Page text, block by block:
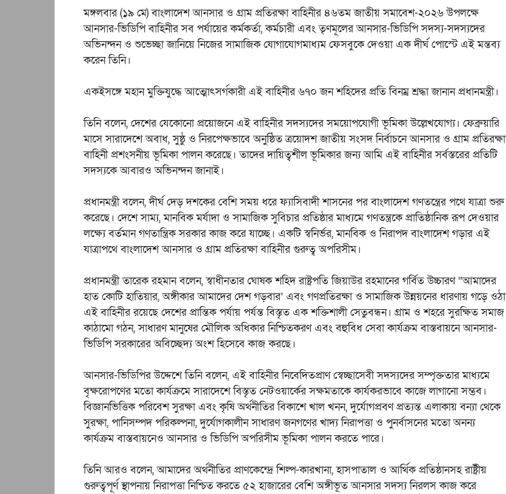
মঙ্গলবার (১৯ মে) বাংলাদেশ আনসার ও গ্রাম প্রতিরক্ষা বাহিনীর ৪৬তম জাতীয় সমাবেশ-২০২৬ উপলক্ষে
আনসার-ভিডিপি বাহিনীর সব পর্যায়ের কর্মকর্তা, কর্মচারী এবং তৃণমূলের আনসার-ভিডিপি সদস্য-সদস্যদের
অভিনন্দন ও শুভেচ্ছা জানিয়ে নিজের সামাজিক যোগাযোগমাধ্যম ফেসবুকে দেওয়া এক দীর্ঘ পোস্টে এই মন্তব্য
করেন তিনি।
একইসঙ্গে মহান মুক্তিযুদ্ধে আত্মোৎসর্গকারী এই বাহিনীর ৬৭০ জন শহিদের প্রতি বিনম্র শ্রদ্ধা জানান প্রধানমন্ত্রী।
তিনি বলেন, দেশের যেকোনো প্রয়োজনে এই বাহিনীর সদস্যদের সময়োপযোগী ভূমিকা উল্লেখযোগ্য। ফেব্রুয়ারি
মাসে সারাদেশে অবাধ, সুষ্ঠু ও নিরপেক্ষভাবে অনুষ্ঠিত ত্রয়োদশ জাতীয় সংসদ নির্বাচনে আনসার ও গ্রাম প্রতিরক্ষা
বাহিনী প্রশংসনীয় ভূমিকা পালন করেছে। তাদের দায়িত্বশীল ভূমিকার জন্য আমি এই বাহিনীর সর্বস্তরের প্রতিটি
সদস্যকে আবারও অভিনন্দন জানাই।
প্রধানমন্ত্রী বলেন, দীর্ঘ দেড় দশকের বেশি সময় ধরে ফ্যাসিবাদী শাসনের পর বাংলাদেশ গণতন্ত্রের পথে যাত্রা শুরু
করেছে। দেশে সাম্য, মানবিক মর্যাদা ও সামাজিক সুবিচার প্রতিষ্ঠার মাধ্যমে গণতন্ত্রকে প্রাতিষ্ঠানিক রূপ দেওয়ার
লক্ষ্যে বর্তমান গণতান্ত্রিক সরকার কাজ করে যাচ্ছে। একটি স্বনির্ভর, মানবিক ও নিরাপদ বাংলাদেশ গড়ার এই
যাত্রাপথে বাংলাদেশ আনসার ও গ্রাম প্রতিরক্ষা বাহিনীর গুরুত্ব অপরিসীম।
প্রধানমন্ত্রী তারেক রহমান বলেন, স্বাধীনতার ঘোষক শহিদ রাষ্ট্রপতি জিয়াউর রহমানের গর্বিত উচ্চারণ “আমাদের
হাত কোটি হাতিয়ার, অঙ্গীকার আমাদের দেশ গড়বার’ এবং গণপ্রতিরক্ষা ও সামাজিক উন্নয়নের ধারণায় গড়ে ওঠা
এই বাহিনীর রয়েছে দেশের প্রান্তিক পর্যায় পর্যন্ত বিস্তৃত এক শক্তিশালী সেতুবন্ধন। গ্রাম ও শহরে সুরক্ষিত সমাজ
কাঠামো গঠন, সাধারণ মানুষের মৌলিক অধিকার নিশ্চিতকরণ এবং বহুবিধ সেবা কার্যক্রম বাস্তবায়নে আনসার-
ভিডিপি সরকারের অবিচ্ছেদ্য অংশ হিসেবে কাজ করছে।
আনসার-ভিডিপির উদ্দেশে তিনি বলেন, এই বাহিনীর নিবেদিতপ্রাণ স্বেচ্ছাসেবী সদস্যদের সম্পৃক্ততার মাধ্যমে
বৃক্ষরোপণের মতো কার্যক্রমে সারাদেশে বিস্তৃত নেটওয়ার্কের সক্ষমতাকে কার্যকরভাবে কাজে লাগানো সম্ভব।
বিজ্ঞানভিত্তিক পরিবেশ সুরক্ষা এবং কৃষি অর্থনীতির বিকাশে খাল খনন, দুর্যোগপ্রবণ প্রত্যন্ত এলাকায় বন্যা থেকে
সুরক্ষা, পানিসম্পদ পরিকল্পনা, দুর্যোগকালীন সাধারণ জনগণের খাদ্য নিরাপত্তা ও পুনর্বাসনের মতো অনন্য
কার্যক্রম বাস্তবায়নেও আনসার ও ভিডিপি অপরিসীম ভূমিকা পালন করতে পারে।
তিনি আরও বলেন, আমাদের অর্থনীতির প্রাণকেন্দ্রে শিল্প-কারখানা, হাসপাতাল ও আর্থিক প্রতিষ্ঠানসহ রাষ্ট্রীয়
গুরুত্বপূর্ণ স্থাপনায় নিরাপত্তা নিশ্চিত করতে ৫২ হাজারের বেশি অঙ্গীভূত আনসার সদস্য নিরলস কাজ করে